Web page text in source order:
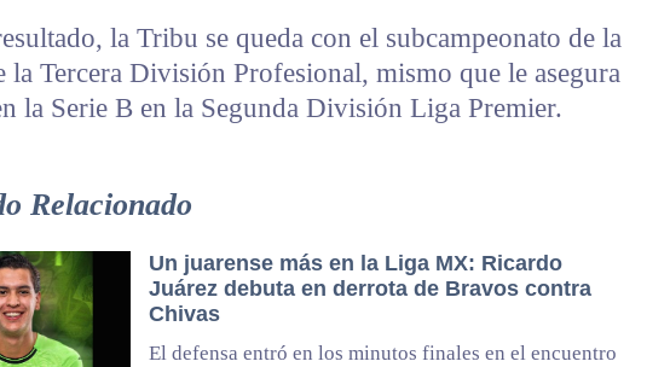
la Tribu se queda con el subcampeonato de la
la Tercera División Profesional, mismo que le asegura
la Serie B en la Segunda División Liga Premier.
Relacionado
Un juarense más en la Liga MX: Ricardo
Juárez debuta en derrota de Bravos contra
Chivas
El defensa entró en los minutos finales en el encuentro